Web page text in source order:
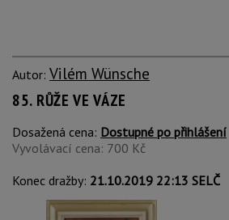
Autor: Vilém Wünsche
85. RŮŽE VE VÁZE
Dosažená cena: Dostupné po přihlášení
Vyvolávací cena: 700 Kč
Konec dražby: 21.10.2019 22:13 SELČ